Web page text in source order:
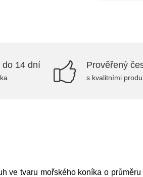
14 dní Prověřený
s kvalitními
ve tvaru mořského koníka o